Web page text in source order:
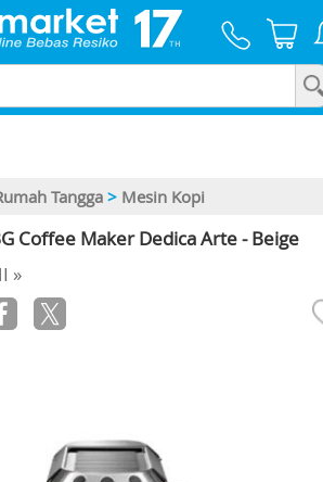
Tangga> Mesin Kopi
Coffee Maker Dedica Arte - Beige
»